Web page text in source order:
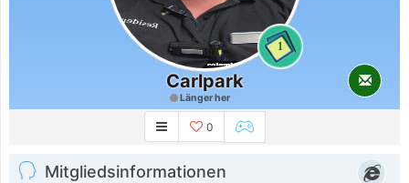
1
Carlpark
Länger her
0
Mitgliedsinformationen